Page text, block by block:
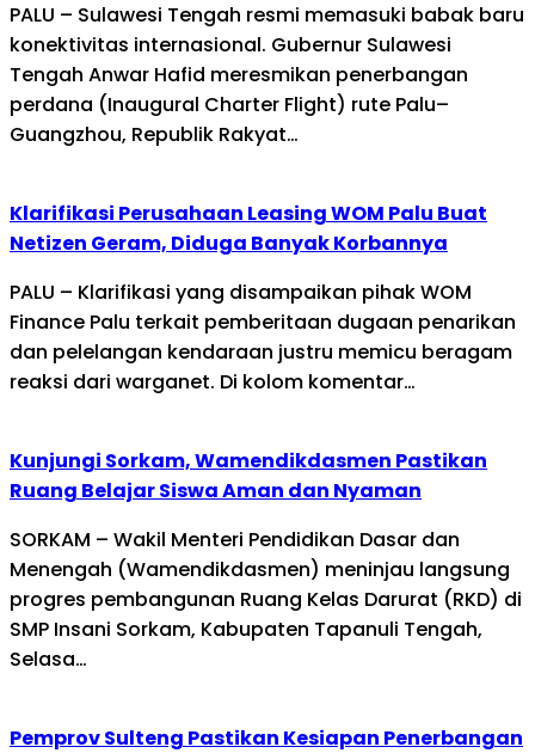
PALU – Sulawesi Tengah resmi memasuki babak baru
konektivitas internasional. Gubernur Sulawesi
Tengah Anwar Hafid meresmikan penerbangan
perdana (Inaugural Charter Flight) rute Palu–
Guangzhou, Republik Rakyat…
Klarifikasi Perusahaan Leasing WOM Palu Buat
Netizen Geram, Diduga Banyak Korbannya
PALU – Klarifikasi yang disampaikan pihak WOM
Finance Palu terkait pemberitaan dugaan penarikan
dan pelelangan kendaraan justru memicu beragam
reaksi dari warganet. Di kolom komentar…
Kunjungi Sorkam, Wamendikdasmen Pastikan
Ruang Belajar Siswa Aman dan Nyaman
SORKAM – Wakil Menteri Pendidikan Dasar dan
Menengah (Wamendikdasmen) meninjau langsung
progres pembangunan Ruang Kelas Darurat (RKD) di
SMP Insani Sorkam, Kabupaten Tapanuli Tengah,
Selasa…
Pemprov Sulteng Pastikan Kesiapan Penerbangan